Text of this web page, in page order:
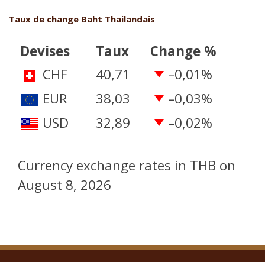
Taux de change Baht Thailandais
Devises Taux
Change %
CHF
40,71 –0,01%
EUR
38,03 –0,03%
USD
32,89 –0,02%
Currency exchange rates in THB on
August 8, 2026